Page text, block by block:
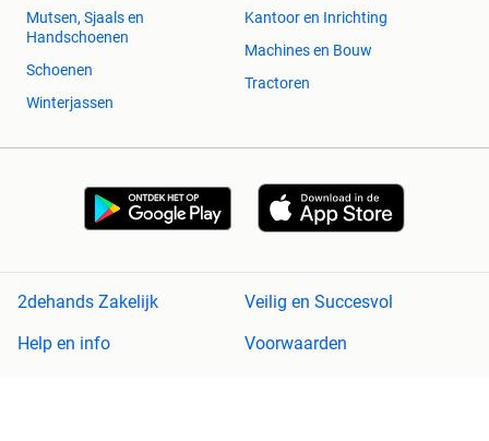
Mutsen, Sjaals en
Handschoenen
Schoenen
Winterjassen
Kantoor en Inrichting
Machines en Bouw
Tractoren
2dehands Zakelijk
Veilig en Succesvol
Help en info
Voorwaarden